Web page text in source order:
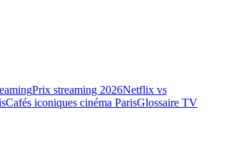
Prix streaming 2026Netflix vs
Cafés iconiques cinéma ParisGlossaire TV